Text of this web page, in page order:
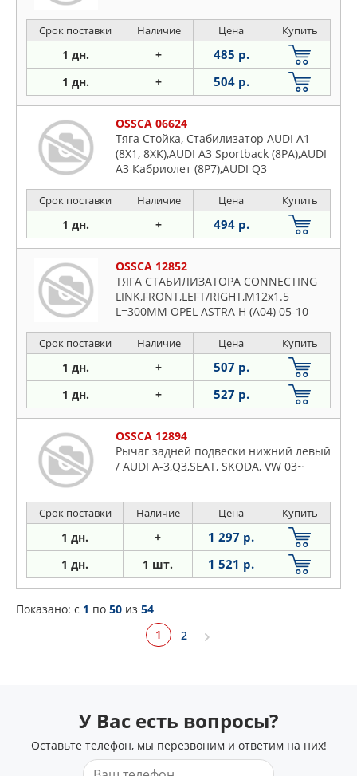
Срок поставки Наличие Цена Купить
1 дн. + 485 р.
1 дн. + 504 р.
OSSCA 06624
Тяга Стойка, Стабилизатор AUDI A1
(8X1, 8XK),AUDI A3 Sportback (8PA),AUDI
A3 Кабриолет (8P7),AUDI Q3
Срок поставки Наличие Цена Купить
1 дн. + 494 р.
OSSCA 12852
ТЯГА СТАБИЛИЗАТОРА CONNECTING
LINK,FRONT,LEFT/RIGHT,M12x1.5
L=300MM OPEL ASTRA H (A04) 05-10
Срок поставки Наличие Цена Купить
1 дн. + 507 р.
1 дн. + 527 р.
OSSCA 12894
Рычаг задней подвески нижний левый
/ AUDI A-3,Q3,SEAT, SKODA, VW 03~
Срок поставки Наличие Цена Купить
1 дн. + 1 297 р.
1 дн. 1 шт. 1 521 р.
Показано: c 1 по 50 из 54
1
2
У Вас есть вопросы?
Оставьте телефон, мы перезвоним и ответим на них!